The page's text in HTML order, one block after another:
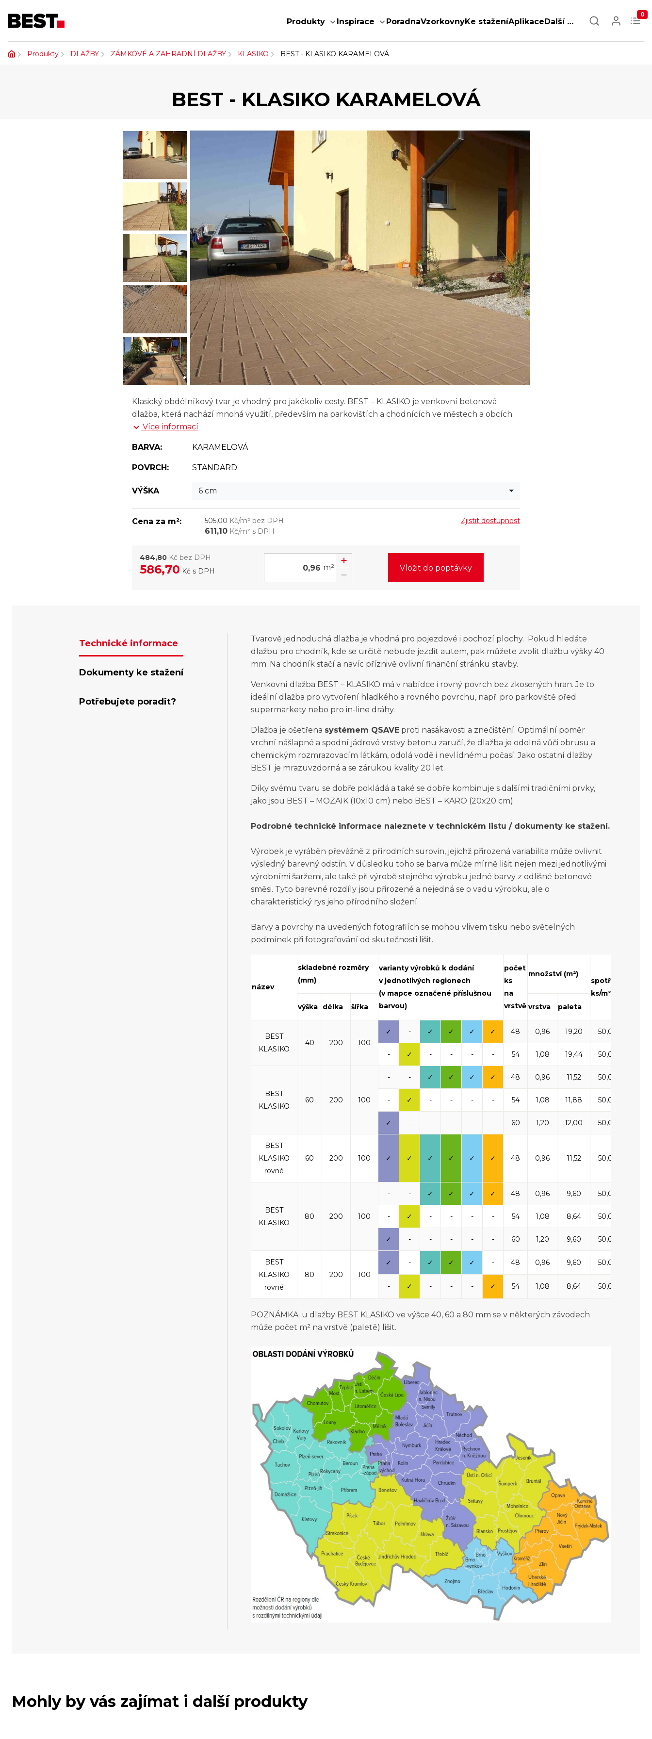
Produkty Inspirace PoradnaVzorkovnyKe staženíAplikaceDalší …
0
Produkty DLAŽBY ZÁMKOVÉ A ZAHRADNÍ DLAŽBY KLASIKO BEST - KLASIKO KARAMELOVÁ
BEST - KLASIKO KARAMELOVÁ
Klasický obdélníkový tvar je vhodný pro jakékoliv cesty. BEST – KLASIKO je venkovní betonová
dlažba, která nachází mnohá využití, především na parkovištích a chodnících ve městech a obcích.
Více informací
BARVA: KARAMELOVÁ
POVRCH: STANDARD
VÝŠKA 6 cm
Cena za m²: 505,00 Kč/m² bez DPH
611,10 Kč/m² s DPH
Zjistit dostupnost
484,80 Kč bez DPH
586,70 Kč s DPH m² Vložit do poptávky
Technické informace
Dokumenty ke stažení
Potřebujete poradit?
Tvarově jednoduchá dlažba je vhodná pro pojezdové i pochozí plochy. Pokud hledáte
dlažbu pro chodník, kde se určitě nebude jezdit autem, pak můžete zvolit dlažbu výšky 40
mm. Na chodník stačí a navíc příznivě ovlivní finanční stránku stavby.
Venkovní dlažba BEST – KLASIKO má v nabídce i rovný povrch bez zkosených hran. Je to
ideální dlažba pro vytvoření hladkého a rovného povrchu, např. pro parkoviště před
supermarkety nebo pro in-line dráhy.
Dlažba je ošetřena systémem QSAVE proti nasákavosti a znečištění. Optimální poměr
vrchní nášlapné a spodní jádrové vrstvy betonu zaručí, že dlažba je odolná vůči obrusu a
chemickým rozmrazovacím látkám, odolá vodě i nevlídnému počasí. Jako ostatní dlažby
BEST je mrazuvzdorná a se zárukou kvality 20 let.
Díky svému tvaru se dobře pokládá a také se dobře kombinuje s dalšími tradičními prvky,
jako jsou BEST – MOZAIK (10x10 cm) nebo BEST – KARO (20x20 cm).
Podrobné technické informace naleznete v technickém listu / dokumenty ke stažení.
Výrobek je vyráběn převážně z přírodních surovin, jejichž přirozená variabilita může ovlivnit
výsledný barevný odstín. V důsledku toho se barva může mírně lišit nejen mezi jednotlivými
výrobními šaržemi, ale také při výrobě stejného výrobku jedné barvy z odlišné betonové
směsi. Tyto barevné rozdíly jsou přirozené a nejedná se o vadu výrobku, ale o
charakteristický rys jeho přírodního složení.
Barvy a povrchy na uvedených fotografiích se mohou vlivem tisku nebo světelných
podmínek při fotografování od skutečnosti lišit.
název
skladebné rozměry
(mm)
varianty výrobků k dodání
v jednotlivých regionech
(v mapce označené příslušnou
barvou)
počet
ks
na
vrstvě
množství (m²)
spotřeba
ks/m²
výška délka šířka vrstva paleta
BEST
KLASIKO
40 200 100
✓ - ✓ ✓ ✓ ✓ 48 0,96 19,20 50,00
- ✓ - - - - 54 1,08 19,44 50,00
BEST
KLASIKO
60 200 100
- - ✓ ✓ ✓ ✓ 48 0,96 11,52 50,00
- ✓ - - - - 54 1,08 11,88 50,00
✓ - - - - - 60 1,20 12,00 50,00
BEST
KLASIKO
rovné
60 200 100 ✓ ✓ ✓ ✓ ✓ ✓ 48 0,96 11,52 50,00
BEST
KLASIKO
80 200 100
- - ✓ ✓ ✓ ✓ 48 0,96 9,60 50,00
- ✓ - - - - 54 1,08 8,64 50,00
✓ - - - - - 60 1,20 9,60 50,00
BEST
KLASIKO
rovné
80 200 100
✓ - ✓ ✓ ✓ - 48 0,96 9,60 50,00
- ✓ - - - ✓ 54 1,08 8,64 50,00
POZNÁMKA: u dlažby BEST KLASIKO ve výšce 40, 60 a 80 mm se v některých závodech
může počet m² na vrstvě (paletě) lišit.
Mohly by vás zajímat i další produkty